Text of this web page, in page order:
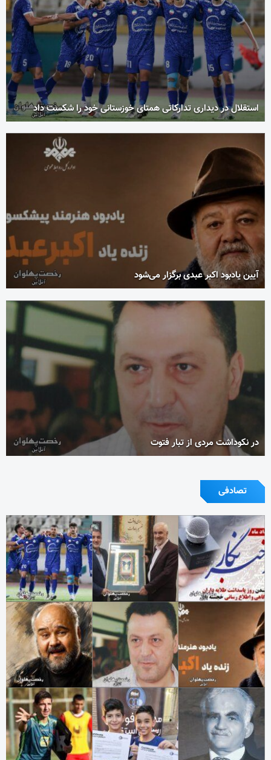
استقلال در دیداری تدارکاتی همتای خوزستانی خود را شکست داد
آیین یادبود اکبر عبدی برگزار می‌شود
در نکوداشت مردی از تبار فتوت
تصادفی